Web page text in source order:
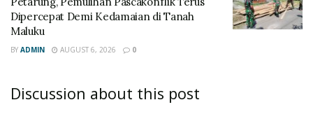
Dipercepat Demi Kedamaian di Tanah
Maluku
BY ADMIN AUGUST 6, 2026 0
Discussion about this post